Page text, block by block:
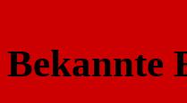
Bekannte